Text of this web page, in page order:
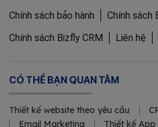
Chính sách bảo hành
Chính sách
Chính sách Bizfly CRM
Liên hệ
CÓ THỂ BẠN QUAN TÂM
Thiết kế website theo yêu cầu
Email Marketing
Thiết kế App